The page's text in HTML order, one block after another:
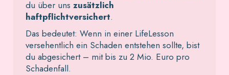
du über uns zusätzlich
haftpflichtversichert.
Das bedeutet: Wenn in einer LifeLesson
versehentlich ein Schaden entstehen sollte, bist
du abgesichert – mit bis zu 2 Mio. Euro pro
Schadenfall.